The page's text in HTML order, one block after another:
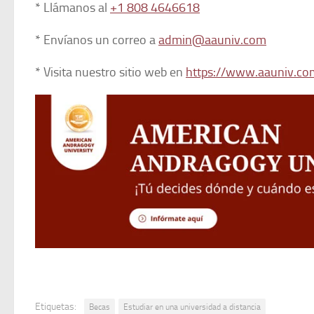
* Llámanos al +1 808 4646618
* Envíanos un correo aadmin@aauniv.com
* Visita nuestro sitio web en https://
Etiquetas: Becas Estudiar en una universidad a distancia